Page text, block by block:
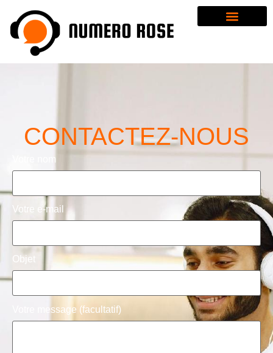
CONTACTEZ-NOUS
Votre nom
Votre e-mail
Objet
Votre message (facultatif)